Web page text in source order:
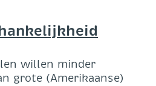
willen minder
grote (Amerikaanse)